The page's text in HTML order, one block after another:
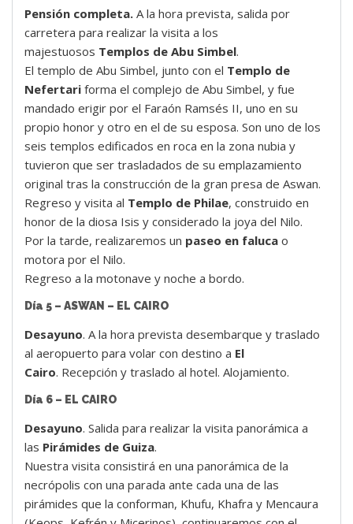
Pensión completa. A la hora prevista, salida por
carretera para realizar la visita a los
majestuosos Templos de Abu Simbel.
El templo de Abu Simbel, junto con el Templo de
Nefertari forma el complejo de Abu Simbel, y fue
mandado erigir por el Faraón Ramsés II, uno en su
propio honor y otro en el de su esposa. Son uno de los
seis templos edificados en roca en la zona nubia y
tuvieron que ser trasladados de su emplazamiento
original tras la construcción de la gran presa de Aswan.
Regreso y visita al Templo de Philae, construido en
honor de la diosa Isis y considerado la joya del Nilo.
Por la tarde, realizaremos un paseo en faluca o
motora por el Nilo.
Regreso a la motonave y noche a bordo.
Día 5 – ASWAN – EL CAIRO
Desayuno. A la hora prevista desembarque y traslado
al aeropuerto para volar con destino a El
Cairo. Recepción y traslado al hotel. Alojamiento.
Día 6 – EL CAIRO
Desayuno. Salida para realizar la visita panorámica a
las Pirámides de Guiza.
Nuestra visita consistirá en una panorámica de la
necrópolis con una parada ante cada una de las
pirámides que la conforman, Khufu, Khafra y Mencaura